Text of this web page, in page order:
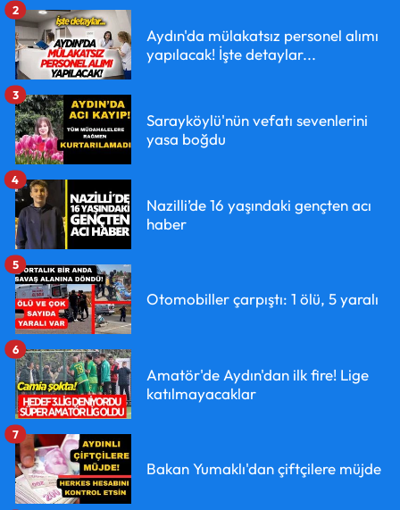
Aydın'da mülakatsız personel alımı
yapılacak! İşte detaylar...
2
Sarayköylü'nün vefatı sevenlerini
yasa boğdu
3
Nazilli’de 16 yaşındaki gençten acı
haber
4
Otomobiller çarpıştı: 1 ölü, 5 yaralı
5
Amatör'de Aydın'dan ilk fire! Lige
katılmayacaklar
6
Bakan Yumaklı'dan çiftçilere müjde
7